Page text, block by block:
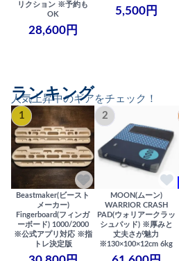
リクション ※予約も
OK
28,600円
5,500円
人気上昇中のギアをチェック！
ランキング
1
Beastmaker(ビースト
メーカー)
Fingerboard(フィンガ
ーボード) 1000/2000
※公式アプリ対応 ※指
トレ決定版
2
MOON(ムーン)
WARRIOR CRASH
PAD(ウォリアークラッ
シュパッド) ※厚みと
丈夫さが魅力
※130×100×12cm 6kg